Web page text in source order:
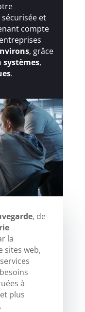
et
compte
, grâce
systèmes,
.
, de
la
sites web,
à
plus